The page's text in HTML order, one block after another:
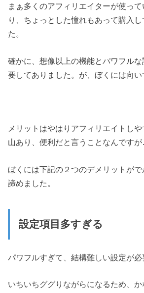
まぁ多くのアフィリエイターが使っ
り、ちょっとした憧れもあって購入
た。
確かに、想像以上の機能とパワフルな
要してありました。が、ぼくには向い
メリットはやはりアフィリエイトし
山あり、便利だと言うことなんです
ぼくには下記の２つのデメリットが
諦めました。
設定項目多すぎる
パワフルすぎて、結構難しい設定が必
いちいちググりながらになるため、か